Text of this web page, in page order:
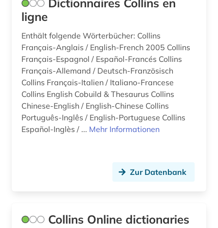
Dictionnaires Collins en
ligne
Enthält folgende Wörterbücher: Collins
Français-Anglais / English-French 2005 Collins
Français-Espagnol / Español-Francés Collins
Français-Allemand / Deutsch-Französisch
Collins Français-Italien / Italiano-Francese
Collins English Cobuild & Thesaurus Collins
Chinese-English / English-Chinese Collins
Português-Inglês / English-Portuguese Collins
Español-Inglès / ... Mehr Informationen
Zur Datenbank
Collins Online dictionaries